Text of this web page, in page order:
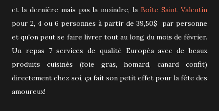
et la dernière mais pas la moindre, laBoîte Saint-Valentin
pour 2, 4 ou 6 personnes à partir de 39,50$ par personne
et qu'on peut se faire livrer tout au long du mois de février.
Un repas 7 services de qualité Européa avec de beaux
produits cuisinés (foie gras, homard, canard confit)
directement chez soi, ça fait son petit effet pour la fête des
amoureux!